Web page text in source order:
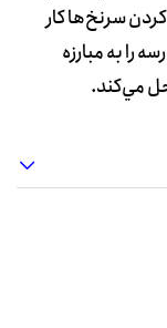
سرنخ‌ها کار
را به مبارزه
مي‌کند.